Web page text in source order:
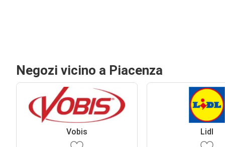
Negozi vicino a Piacenza
Vobis Lidl